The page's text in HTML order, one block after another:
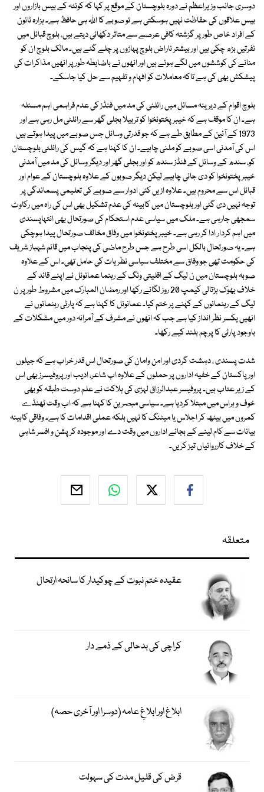
دوسری جانب وزیراعظم نے دورہ بلوچستان کے موقع پر کہا کہ کوئٹہ کے بیس بازاروں اور
بیس علاقوں کی حفاظت نہیں ہوسکتی ہے تو صوبے کا اﷲ ہی حافظ ہے۔ ہزارہ ٹائون
کے افراد خاص طور پر گزشتہ کافی عرصے سے متاثر دکھائی دیتے ہیں، بلوچ قبائل میں
نفرتیں بڑھ چکی ہیں اور بیشتر ناراض بلوچ پہاڑوں پر چلے گئے ہیں۔ مالک بلوچ ان کو
منانے کی کوششوں میں لگے ہوئے ہیں اور انھوں نے باضابطہ طور پر انھیں مذاکرات کی
پیشکش بھی کی ہے تاکہ معاملات کو افہام و تفہیم سے حل کیا جاسکے۔
بلوچ اقوام کے دیرینہ مسائل میں رائلٹی کی مد میں فنڈز کی عدم فراہمی اہم مسئلہ
ہے۔ ان کا موقف ہے کہ خیبر پختونخوا کو تربیلا بجلی گھر سے رائلٹی مل رہی ہے اور
1973 کے آئین کے مطابق طے ہے کہ جو قدرتی وسائل جس صوبے میں پیدا ہوتے ہیں
اس کی آمدنی اسی صوبے کو ملنی چاہیے۔ ان کا کہنا ہے کہ گیس کی رائلٹی بلوچستان
کو، سندھ کے وسائل کے فنڈز سندھ کو اور بجلی گھر اور دیگر وسائل کی مد میں آمدنی
خیبر پختونخوا کو دی جانی چاہیے لیکن دیگر صوبوں کے علاوہ بلوچستان کے عوام اور
قبائل اس سے محروم ہیں۔ علاوہ ازیں کئی ادوار سے صوبے کی تعلیمی پسماندگی پر
توجہ نہیں دی گئی اور بلوچستان میں کابینہ کی عدم تشکیل بھی اس کی راہ میں رکاوٹ
سمجھی جارہی ہے۔ ملک میں سیاسی عدم استحکام کی صورتحال بھی انتہاپسندی
میں اہم کردار ادا کر رہی ہے۔ خیبر پختونخوا میں وفاق مخالف صورتحال پیدا ہوچکی
ہے۔ یہ صورتحال بالکل اسی طرح ہے جس طرح ماضی کی پنجاب میں قائم شہباز شریف
کی حکومت تھی جو وفاق سے مختلف سیاسی نظریات کی حامل تھی۔ اس کے علاوہ
صوبہ بلوچستان میں ن لیگ کے اقلیتی ونگ کے رہنما عمانوئل نے اپنے قائد کے
خلاف بھوک ہڑتالی کیمپ 20 روز لگائے رکھا اور رمضان المبارک میں مشروط طور پر ن
لیگ کے رہنمائوں کے کہنے پر ختم کیا۔ عمانوئل کا کہنا ہے کہ پارٹی رہنمائوں نے
انھیں یکسر نظر انداز کیا ہے جب کہ انھوں نے مشرف کے آمرانہ دور میں مشکلات کے
باوجود پارٹی کا پرچم بلند کیے رکھا۔
شدت پسندی ، دہشت گردی اور امن وامان کی صورتحال اس قدر خراب ہے کہ جیلوں
اور پاکستان کے خفیہ اداروں پر حملوں کے علاوہ اب شاعر، ادیب اور پروفیسرز بھی اس
کے زیر عتاب ہیں۔ پروفیسر عبدالرزاق لہڑی کی ہلاکت نے علم دوست طبقہ کو بھی
خوف و ہراس میں مبتلا کردیا ہے۔ سیاسی مبصرین کا کہنا ہے کہ اب وقت ٹھنڈے
کمروں میں بیٹھ کر اجلاس یا میٹنگ کا نہیں بلکہ عملی اقدامات کا ہے۔ وفاقی کابینہ
بیانات سے کام لینے کے بجائے اداروں میں وقت دے اور موجودہ کرپشن و افسر شاہی
کے خلاف کارروائیاں تیز کریں۔
متعلقہ
عقیدہ ختم نبوت کے چوکیدار کا سانحہ ارتحال
کراچی کی بدحالی کے ذمے دار
ابلاغ اور ابلاغِ عامہ (دوسرا اور آخری حصہ)
قرض کی قلیل مدت کی سہولت